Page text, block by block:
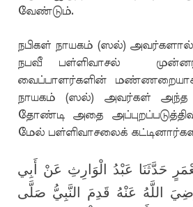
வேண்டும்.
நபிகள் நாயகம் (ஸல்) அவர்களால்
நபவீ பள்ளிவாசல்
வைப்பாளர்களின் மண்ணறையாக
நாயகம் (ஸல்) அவர்கள்
தோண்டி அதை
மேல் பள்ளிவாசலைக்
مَعْمَرٍ حَدَّثَنَا عَبْدُ الْوَارِثِ عَنْ أَبِي
اللَّهُ عَنْهُ قَدِمَ النَّبِيُّ صَلَّى